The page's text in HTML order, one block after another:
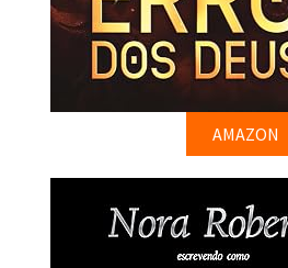
AMAZON